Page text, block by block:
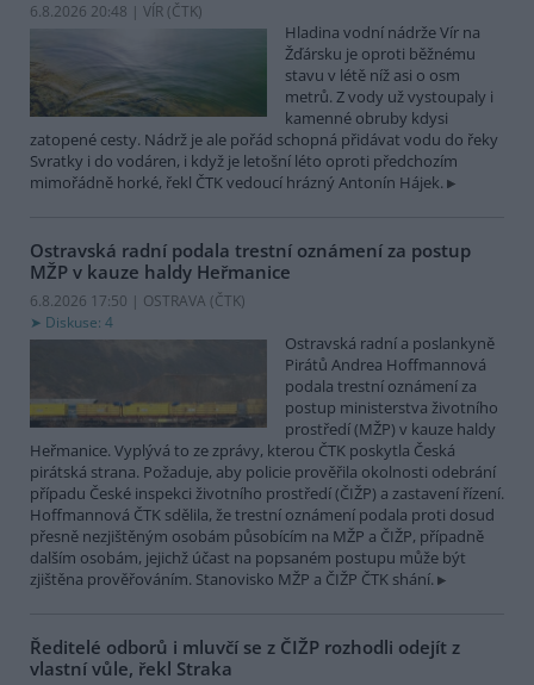
6.8.2026 20:48 | VÍR (ČTK)
Hladina vodní nádrže Vír na
Žďársku je oproti běžnému
stavu v létě níž asi o osm
metrů. Z vody už vystoupaly i
kamenné obruby kdysi
zatopené cesty. Nádrž je ale pořád schopná přidávat vodu do řeky
Svratky i do vodáren, i když je letošní léto oproti předchozím
mimořádně horké, řekl ČTK vedoucí hrázný Antonín Hájek.
Ostravská radní podala trestní oznámení za postup
MŽP v kauze haldy Heřmanice
6.8.2026 17:50 | OSTRAVA (ČTK)
Diskuse: 4
Ostravská radní a poslankyně
Pirátů Andrea Hoffmannová
podala trestní oznámení za
postup ministerstva životního
prostředí (MŽP) v kauze haldy
Heřmanice. Vyplývá to ze zprávy, kterou ČTK poskytla Česká
pirátská strana. Požaduje, aby policie prověřila okolnosti odebrání
případu České inspekci životního prostředí (ČIŽP) a zastavení řízení.
Hoffmannová ČTK sdělila, že trestní oznámení podala proti dosud
přesně nezjištěným osobám působícím na MŽP a ČIŽP, případně
dalším osobám, jejichž účast na popsaném postupu může být
zjištěna prověřováním. Stanovisko MŽP a ČIŽP ČTK shání.
Ředitelé odborů i mluvčí se z ČIŽP rozhodli odejít z
vlastní vůle, řekl Straka